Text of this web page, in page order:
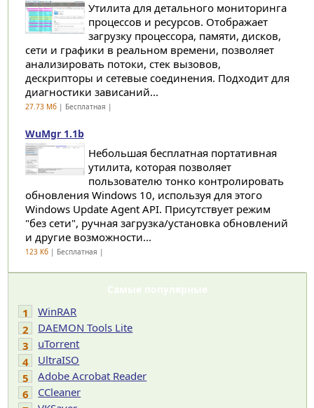
Утилита для детального мониторинга
процессов и ресурсов. Отображает
загрузку процессора, памяти, дисков,
сети и графики в реальном времени, позволяет
анализировать потоки, стек вызовов,
дескрипторы и сетевые соединения. Подходит для
диагностики зависаний...
27.73 Мб| Бесплатная |
WuMgr 1.1b
Небольшая бесплатная портативная
утилита, которая позволяет
пользователю тонко контролировать
обновления Windows 10, используя для этого
Windows Update Agent API. Присутствует режим
"без сети", ручная загрузка/установка обновлений
и другие возможности...
123 Кб| Бесплатная |
Самые популярные
1
WinRAR
2
DAEMON Tools Lite
3
uTorrent
4
UltraISO
5
Adobe Acrobat Reader
6
CCleaner